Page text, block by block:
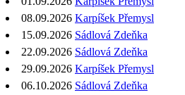
08.09.2026 Karpíšek Přemysl
15.09.2026 Sádlová Zdeňka
22.09.2026 Sádlová Zdeňka
29.09.2026 Karpíšek Přemysl
06.10.2026 Sádlová Zdeňka